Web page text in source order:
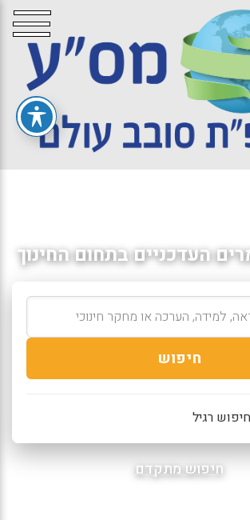
העדכניים בתחום החינוך
חיפוש
חיפוש רגיל
חיפוש מתקדם